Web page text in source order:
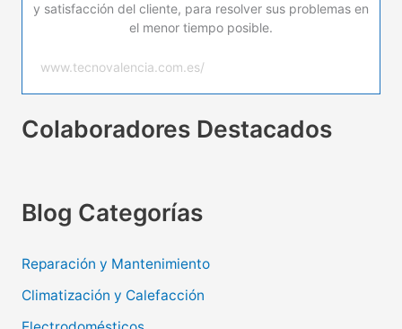
y satisfacción del cliente, para resolver sus problemas en
el menor tiempo posible.
www.tecnovalencia.com.es/
Colaboradores Destacados
Blog Categorías
Reparación y Mantenimiento
Climatización y Calefacción